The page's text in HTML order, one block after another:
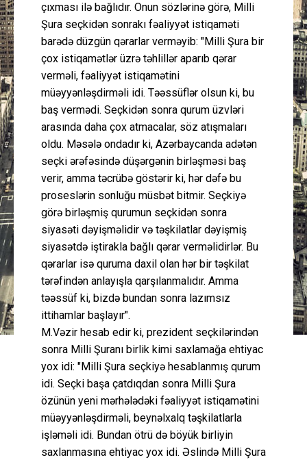
çıxması ilə bağlıdır. Onun sözlərinə görə, Milli
Şura seçkidən sonrakı fəaliyyət istiqaməti
barədə düzgün qərarlar verməyib: "Milli Şura bir
çox istiqamətlər üzrə təhlillər aparıb qərar
verməli, fəaliyyət istiqamətini
müəyyənləşdirməli idi. Təəssüflər olsun ki, bu
baş vermədi. Seçkidən sonra qurum üzvləri
arasında daha çox atmacalar, söz atışmaları
oldu. Məsələ ondadır ki, Azərbaycanda adətən
seçki ərəfəsində düşərgənin birləşməsi baş
verir, amma təcrübə göstərir ki, hər dəfə bu
proseslərin sonluğu müsbət bitmir. Seçkiyə
görə birləşmiş qurumun seçkidən sonra
siyasəti dəyişməlidir və təşkilatlar dəyişmiş
siyasətdə iştirakla bağlı qərar verməlidirlər. Bu
qərarlar isə quruma daxil olan hər bir təşkilat
tərəfindən anlayışla qarşılanmalıdır. Amma
təəssüf ki, bizdə bundan sonra lazımsız
ittihamlar başlayır".
M.Vəzir hesab edir ki, prezident seçkilərindən
sonra Milli Şuranı birlik kimi saxlamağa ehtiyac
yox idi: "Milli Şura seçkiyə hesablanmış qurum
idi. Seçki başa çatdıqdan sonra Milli Şura
özünün yeni mərhələdəki fəaliyyət istiqamətini
müəyyənləşdirməli, beynəlxalq təşkilatlarla
işləməli idi. Bundan ötrü də böyük birliyin
saxlanmasına ehtiyac yox idi. Əslində Milli Şura